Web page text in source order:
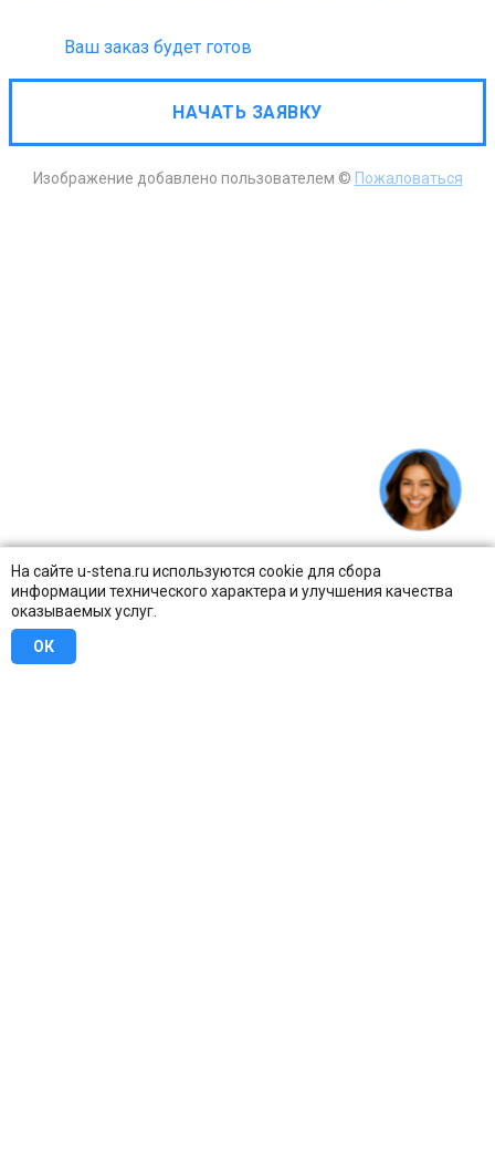
На сайте u-stena.ru используются cookie для сбора
информации технического характера и улучшения качества
оказываемых услуг.
ОК
Ваш заказ будет готов
НАЧАТЬ ЗАЯВКУ
Изображение добавлено пользователем © Пожаловаться